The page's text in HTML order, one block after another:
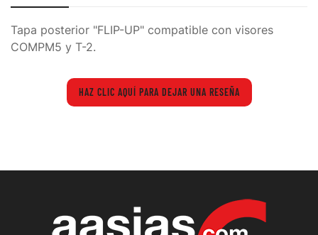
Tapa posterior "FLIP-UP" compatible con visores
COMPM5 y T-2.
HAZ CLIC AQUÍ PARA DEJAR UNA RESEÑA